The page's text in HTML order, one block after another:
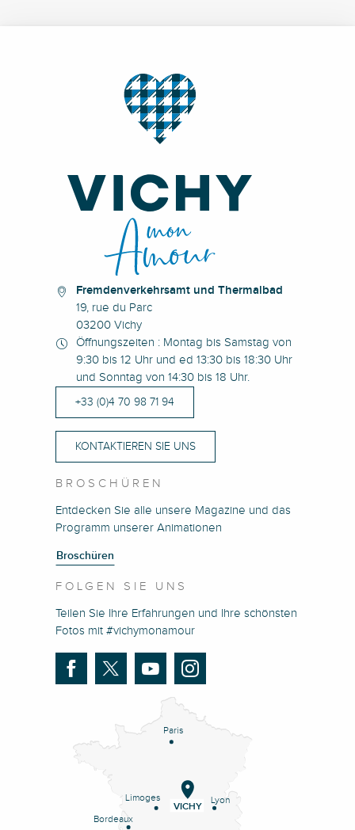
Fremdenverkehrsamt und Thermalbad
19, rue du Parc
03200 Vichy
Öffnungszeiten : Montag bis Samstag von
9:30 bis 12 Uhr und ed 13:30 bis 18:30 Uhr
und Sonntag von 14:30 bis 18 Uhr.
+33 (0)4 70 98 71 94
KONTAKTIEREN SIE UNS
BROSCHÜREN
Entdecken Sie alle unsere Magazine und das
Programm unserer Animationen
Broschüren
FOLGEN SIE UNS
Teilen Sie Ihre Erfahrungen und Ihre schönsten
Fotos mit #vichymonamour
Paris
Lyon
Limoges
Bordeaux
VICHY